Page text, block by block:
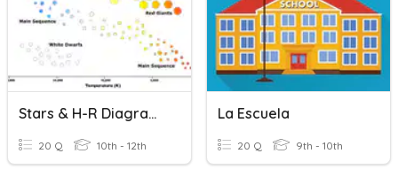
Stars & H-R Diagrams
20 Q 10th - 12th
La Escuela
20 Q 9th - 10th